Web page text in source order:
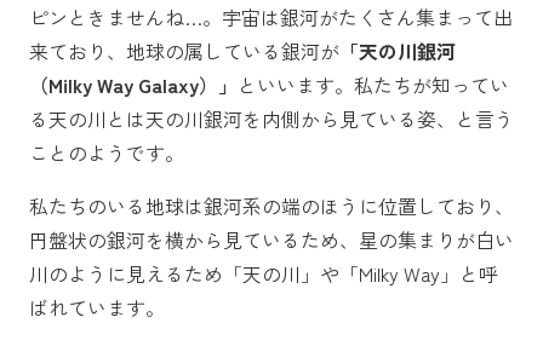
ピンときませんね…。宇宙は銀河がたくさん集まって出
来ており、地球の属している銀河が「天の川銀河
（Milky Way Galaxy）」 といいます。私たちが知ってい
る天の川とは天の川銀河を内側から見ている姿、と言う
ことのようです。
私たちのいる地球は銀河系の端のほうに位置しており、
円盤状の銀河を横から見ているため、星の集まりが白い
川のように見えるため「天の川」や「Milky Way」と呼
ばれています。